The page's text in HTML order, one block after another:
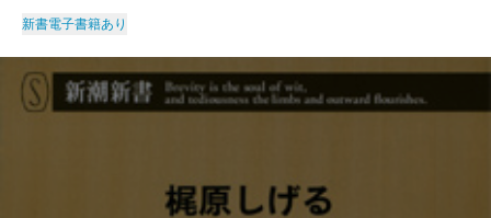
新書電子書籍あり